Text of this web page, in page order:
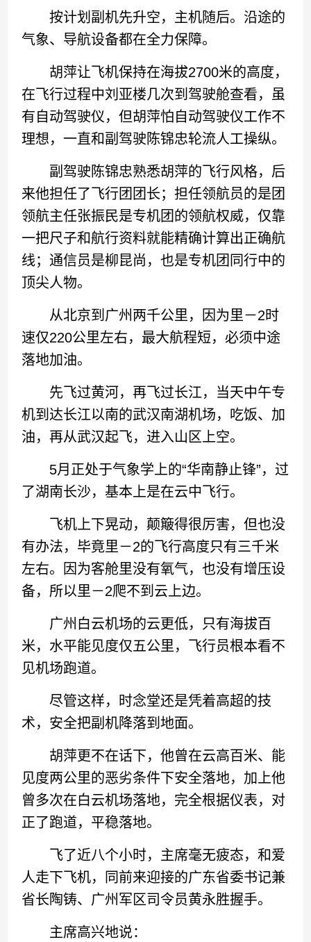
按计划副机先升空，主机随后。沿途的
气象、导航设备都在全力保障。
胡萍让飞机保持在海拔2700米的高度，
在飞行过程中刘亚楼几次到驾驶舱查看，虽
有自动驾驶仪，但胡萍怕自动驾驶仪工作不
理想，一直和副驾驶陈锦忠轮流人工操纵。
副驾驶陈锦忠熟悉胡萍的飞行风格，后
来他担任了飞行团团长；担任领航员的是团
领航主任张振民是专机团的领航权威，仅靠
一把尺子和航行资料就能精确计算出正确航
线；通信员是柳昆尚，也是专机团同行中的
顶尖人物。
从北京到广州两千公里，因为里－2时
速仅220公里左右，最大航程短，必须中途
落地加油。
先飞过黄河，再飞过长江，当天中午专
机到达长江以南的武汉南湖机场，吃饭、加
油，再从武汉起飞，进入山区上空。
5月正处于气象学上的“华南静止锋”，过
了湖南长沙，基本上是在云中飞行。
飞机上下晃动，颠簸得很厉害，但也没
有办法，毕竟里－2的飞行高度只有三千米
左右。因为客舱里没有氧气，也没有增压设
备，所以里－2爬不到云上边。
广州白云机场的云更低，只有海拔百
米，水平能见度仅五公里，飞行员根本看不
见机场跑道。
尽管这样，时念堂还是凭着高超的技
术，安全把副机降落到地面。
胡萍更不在话下，他曾在云高百米、能
见度两公里的恶劣条件下安全落地，加上他
曾多次在白云机场落地，完全根据仪表，对
正了跑道，平稳落地。
飞了近八个小时，主席毫无疲态，和爱
人走下飞机，同前来迎接的广东省委书记兼
省长陶铸、广州军区司令员黄永胜握手。
主席高兴地说：